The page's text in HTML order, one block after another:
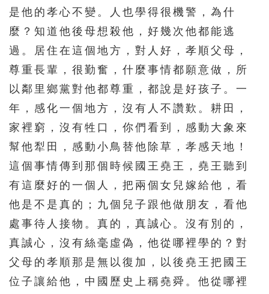
是他的孝心不變。人也學得很機警，為什
麼？知道他後母想殺他，好幾次他都能逃
過。居住在這個地方，對人好，孝順父母，
尊重長輩，很勤奮，什麼事情都願意做，所
以鄰里鄉黨對他都尊重，都說是好孩子。一
年，感化一個地方，沒有人不讚歎。耕田，
家裡窮，沒有牲口，你們看到，感動大象來
幫他犁田，感動小鳥替他除草，孝感天地！
這個事情傳到那個時候國王堯王，堯王聽到
有這麼好的一個人，把兩個女兒嫁給他，看
他是不是真的；九個兒子跟他做朋友，看他
處事待人接物。真的，真誠心。沒有別的，
真誠心，沒有絲毫虛偽，他從哪裡學的？對
父母的孝順那是無以復加，以後堯王把國王
位子讓給他，中國歷史上稱堯舜。他從哪裡